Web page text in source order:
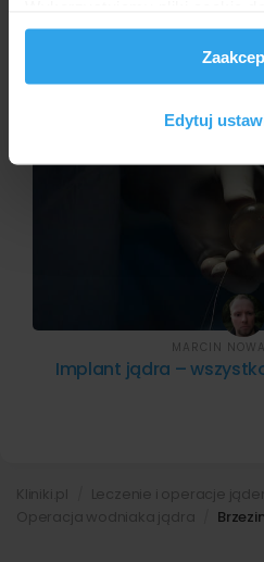
i reklam, aby oferować funkcje
analizować ruch w naszej
korzystasz z naszej witryny,
społecznościowym,
otrzymanymi od Ciebie lub
Edytuj
Implant jądra –
MARCIN